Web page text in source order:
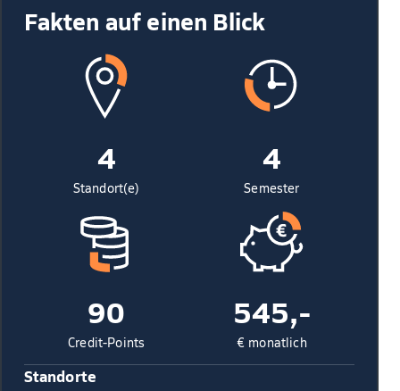
Fakten auf einen Blick
4
Standort(e)
4
Semester
90
Credit-Points
545,-
€ monatlich
Standorte